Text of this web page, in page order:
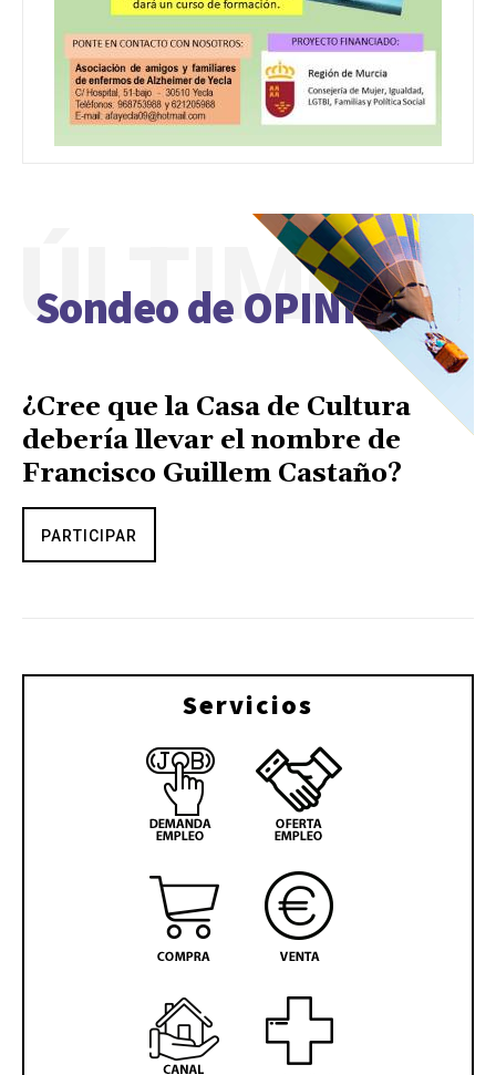
Sondeo de OPINIÓN
ÚLTIMO
¿Cree que la Casa de Cultura
debería llevar el nombre de
Francisco Guillem Castaño?
PARTICIPAR
Servicios